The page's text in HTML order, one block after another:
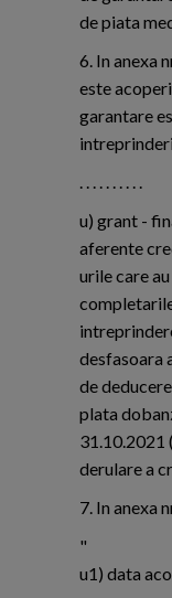
de piata
6. In anexa
este
garantare
. . . . . . . . . .
u) grant -
aferente
urile care
desfasoara
de
plata
31.10.2021
derulare a
7. In anexa
"
u1) data